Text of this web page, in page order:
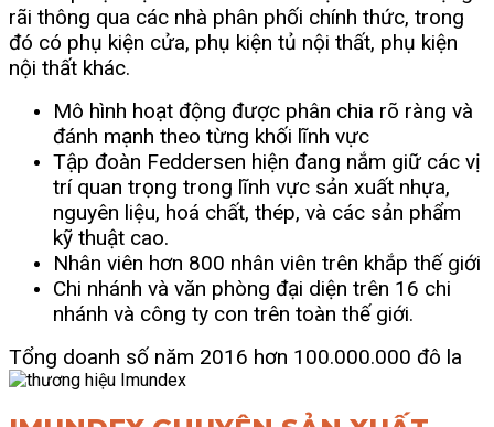
rãi thông qua các nhà phân phối chính thức, trong
đó có phụ kiện cửa, phụ kiện tủ nội thất, phụ kiện
nội thất khác.
Mô hình hoạt động được phân chia rõ ràng và
đánh mạnh theo từng khối lĩnh vực
Tập đoàn Feddersen hiện đang nắm giữ các vị
trí quan trọng trong lĩnh vực sản xuất nhựa,
nguyên liệu, hoá chất, thép, và các sản phẩm
kỹ thuật cao.
Nhân viên hơn 800 nhân viên trên khắp thế giới
Chi nhánh và văn phòng đại diện trên 16 chi
nhánh và công ty con trên toàn thế giới.
Tổng doanh số năm 2016 hơn 100.000.000 đô la